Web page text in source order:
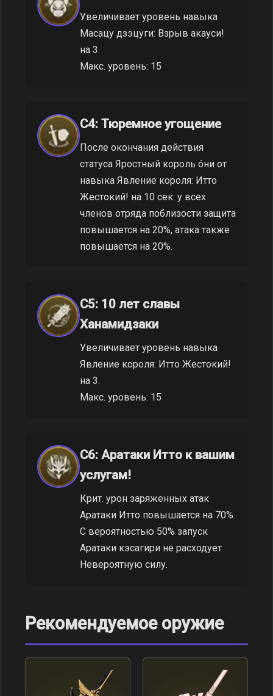
Увеличивает уровень навыка
Масацу дзэцуги: Взрыв акауси!
на 3.
Макс. уровень: 15
C4: Тюремное угощение
После окончания действия
статуса Яростный король óни от
навыка Явление короля: Итто
Жестокий! на 10 сек. у всех
членов отряда поблизости защита
повышается на 20%, атака также
повышается на 20%.
C5: 10 лет славы
Ханамидзаки
Увеличивает уровень навыка
Явление короля: Итто Жестокий!
на 3.
Макс. уровень: 15
C6: Аратаки Итто к вашим
услугам!
Крит. урон заряженных атак
Аратаки Итто повышается на 70%.
С вероятностью 50% запуск
Аратаки кэсагири не расходует
Невероятную силу.
Рекомендуемое оружие